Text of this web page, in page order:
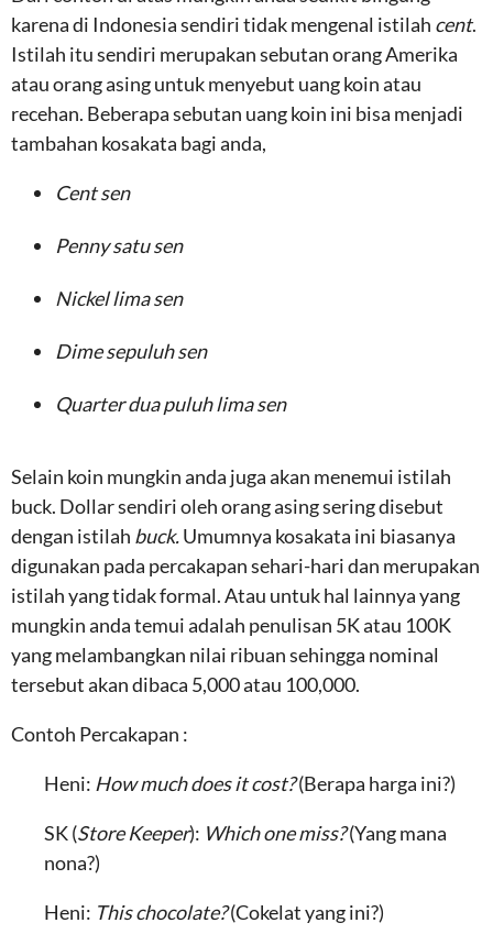
karena di Indonesia sendiri tidak mengenal istilah cent.
Istilah itu sendiri merupakan sebutan orang Amerika
atau orang asing untuk menyebut uang koin atau
recehan. Beberapa sebutan uang koin ini bisa menjadi
tambahan kosakata bagi anda,
Cent sen
Penny satu sen
Nickel lima sen
Dime sepuluh sen
Quarter dua puluh lima sen
Selain koin mungkin anda juga akan menemui istilah
buck. Dollar sendiri oleh orang asing sering disebut
dengan istilah buck.Umumnya kosakata ini biasanya
digunakan pada percakapan sehari-hari dan merupakan
istilah yang tidak formal. Atau untuk hal lainnya yang
mungkin anda temui adalah penulisan 5K atau 100K
yang melambangkan nilai ribuan sehingga nominal
tersebut akan dibaca 5,000 atau 100,000.
Contoh Percakapan :
Heni: How much does it cost?(Berapa harga ini?)
SK (Store Keeper): Which one miss?(Yang mana
nona?)
Heni: This chocolate?(Cokelat yang ini?)